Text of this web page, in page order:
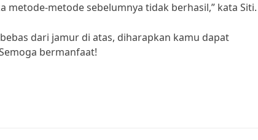
metode sebelumnya tidak berhasil,” kata Siti.
dari jamur di atas, diharapkan kamu dapat
bermanfaat!